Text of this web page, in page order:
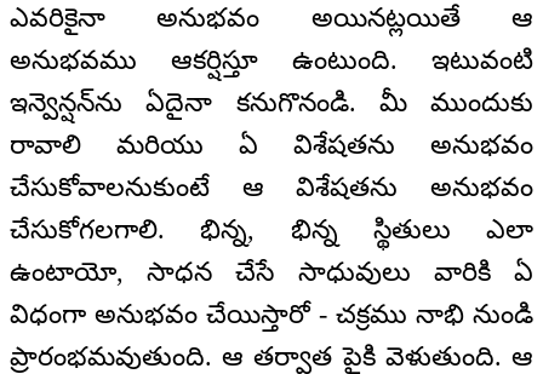
ఎవరికైనా అనుభవం అయినట్లయితే ఆ
అనుభవము ఆకర్షిస్తూ ఉంటుంది. ఇటువంటి
ఇన్వెన్షన్‌ను ఏదైనా కనుగొనండి. మీ ముందుకు
రావాలి మరియు ఏ విశేషతను అనుభవం
చేసుకోవాలనుకుంటే ఆ విశేషతను అనుభవం
చేసుకోగలగాలి. భిన్న, భిన్న స్థితులు ఎలా
ఉంటాయో, సాధన చేసే సాధువులు వారికి ఏ
విధంగా అనుభవం చేయిస్తారో - చక్రము నాభి నుండి
ప్రారంభమవుతుంది. ఆ తర్వాత పైకి వెళుతుంది. ఆ